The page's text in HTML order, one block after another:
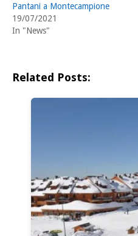
Pantani a Montecampione
19/07/2021
In "News"
Related Posts: